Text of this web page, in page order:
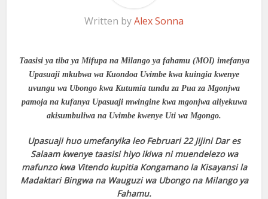
Written byAlex Sonna
Taasisi ya tiba ya Mifupa na Milango ya fahamu (MOI) imefanya
Upasuaji mkubwa wa Kuondoa Uvimbe kwa kuingia kwenye
uvungu wa Ubongo kwa Kutumia tundu za Pua za Mgonjwa
pamoja na kufanya Upasuaji mwingine kwa mgonjwa aliyekuwa
akisumbuliwa na Uvimbe kwenye Uti wa Mgongo.
Upasuaji huo umefanyika leo Februari 22 Jijini Dar es
Salaam kwenye taasisi hiyo ikiwa ni muendelezo wa
mafunzo kwa Vitendo kupitia Kongamano la Kisayansi la
Madaktari Bingwa na Wauguzi wa Ubongo na Milango ya
Fahamu.